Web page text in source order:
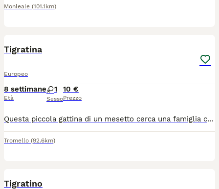
Monleale (101.1km)
Tigratina
Europeo
8 settimane
Età
1
Sesso
10 €
Prezzo
Questa piccola gattina di un mesetto cerca una famiglia che la ami per sempre. La gattina e stata già spulciata e sverminata, mangia in autonomia e usa benissimo la lettiera. Si trova a Dorno in provincia di Pavia. Per chi fosse interessato mi contatti al cellulare o via WhatsApp, Nicoletta 3338361639
Tromello (92.6km)
Tigratino